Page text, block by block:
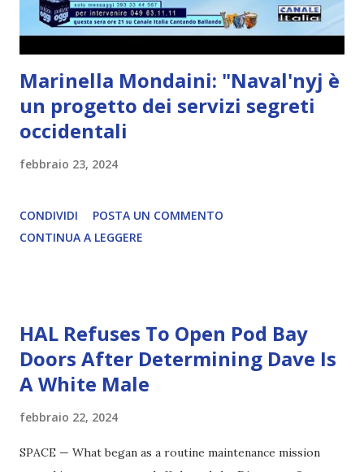
Marinella Mondaini: "Naval'nyj è
un progetto dei servizi segreti
occidentali
febbraio 23, 2024
CONDIVIDI
POSTA UN COMMENTO
CONTINUA A LEGGERE
HAL Refuses To Open Pod Bay
Doors After Determining Dave Is
A White Male
febbraio 22, 2024
SPACE — What began as a routine maintenance mission